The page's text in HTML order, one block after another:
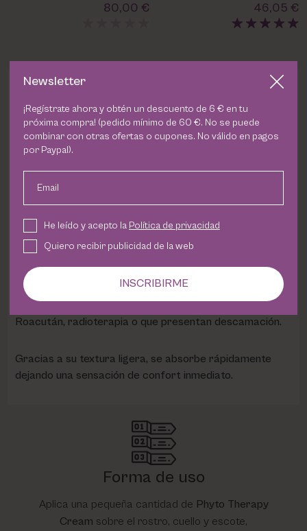
80,00 € 46,05 €
Phyto Therapy Cream
De PHYRIS es ideal para pieles que necesitan una
reparación profunda y alivio inmediato.
Formulada con ingredientes como Panthenol
Alantoína
intensamente y regenera las zonas irritadas. Es
perfecta para pieles secas, mixtas o normales que han
Roacután, radioterapia o que presentan descamación.
Gracias a su textura ligera, se absorbe rápidamente
dejando una sensación de confort inmediato.
Forma de uso
Aplica una pequeña cantidad de Phyto Therapy
Cream sobre el rostro, cuello y escote,
Newsletter
¡Regístrate ahora y obtén un descuento de 6 € en tu
próxima compra! (pedido mínimo de 60 €. No se puede
combinar con otras ofertas o cupones. No válido en pagos
por Paypal).
Email
He leído y acepto la Política de privacidad
Quiero recibir publicidad de la web
INSCRIBIRME